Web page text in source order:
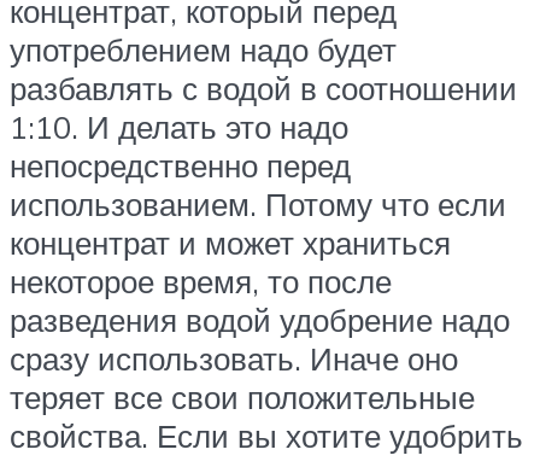
концентрат, который перед
употреблением надо будет
разбавлять с водой в соотношении
1:10. И делать это надо
непосредственно перед
использованием. Потому что если
концентрат и может храниться
некоторое время, то после
разведения водой удобрение надо
сразу использовать. Иначе оно
теряет все свои положительные
свойства. Если вы хотите удобрить